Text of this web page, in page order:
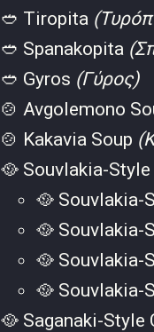
🥙 Tiropita
🥙 Spanakopita
🥙 Gyros (Γύρος)
🍲 Avgolemono
🍲 Kakavia Soup
🥘 Souvlakia-
🥘 Souvlakia-
🥘 Souvlakia-
🥘 Souvlakia-
🥘 Souvlakia-
🥘 Saganaki-Style